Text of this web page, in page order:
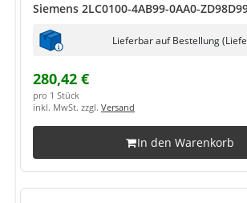
Siemens 2LC0100-4AB99-0AA0-
Lieferbar auf Bestellung
280,42 €
pro 1 Stück
inkl. MwSt. zzgl. Versand
In den Warenkorb